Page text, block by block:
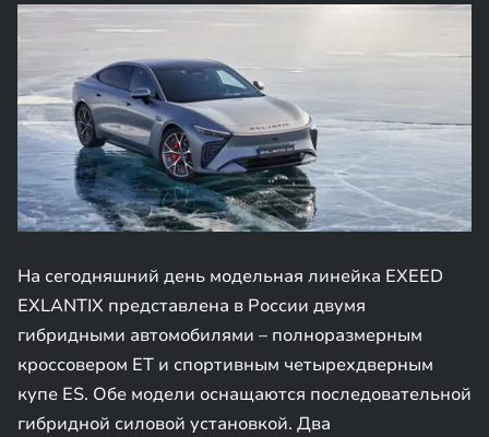
На сегодняшний день модельная линейка EXEED
EXLANTIX представлена в России двумя
гибридными автомобилями – полноразмерным
кроссовером ET и спортивным четырехдверным
купе ES. Обе модели оснащаются последовательной
гибридной силовой установкой. Два